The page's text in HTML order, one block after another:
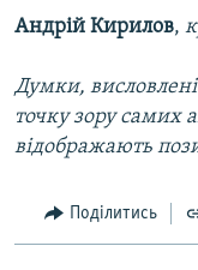
Андрій Кирилов,
Думки,
точку зору самих
відображають
Поділитись